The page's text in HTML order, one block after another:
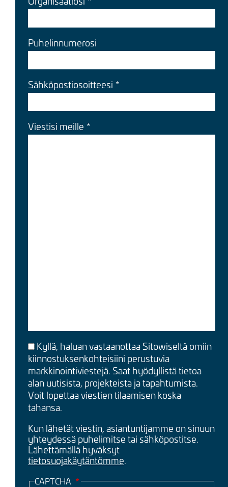
Puhelinnumerosi
Sähköpostiosoitteesi
Viestisi meille
Kyllä, haluan vastaanottaa Sitowiseltä omiin
kiinnostuksenkohteisiini perustuvia
markkinointiviestejä. Saat hyödyllistä tietoa
alan uutisista, projekteista ja tapahtumista.
Voit lopettaa viestien tilaamisen koska
tahansa.
Kun lähetät viestin, asiantuntijamme on sinuun
yhteydessä puhelimitse tai sähköpostitse.
Lähettämällä hyväksyt
tietosuojakäytäntömme.
CAPTCHA